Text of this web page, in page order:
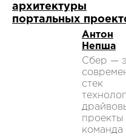
архитектуры
портальных
Антон
Непша
Сбер —
стек
проекты
команда